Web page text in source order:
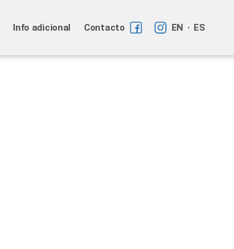
Info adicional Contacto EN ES